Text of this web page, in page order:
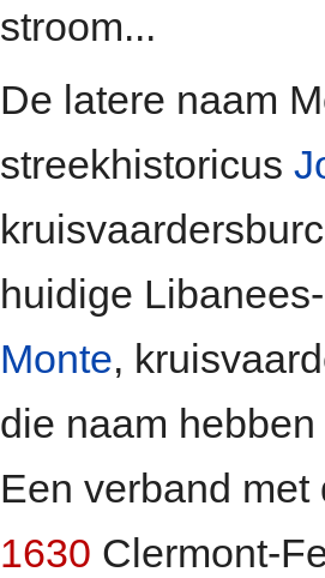
stroom...
De latere naam
streekhistoricus
huidige
Monte,
die naam
Een verband
1630 Clermont-